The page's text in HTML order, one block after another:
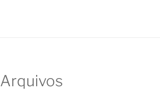
Arquivos